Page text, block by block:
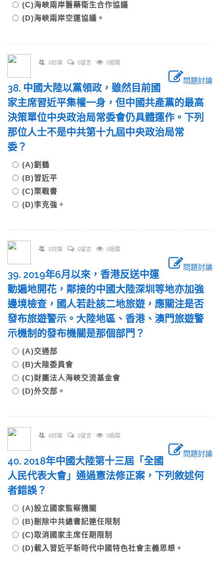
(C)海峽兩岸醫藥衛生合作協議
(D)海峽兩岸空運協議。
0討論 0留言 0追蹤
問題討論
38. 中國大陸以黨領政，雖然目前國
家主席習近平集權一身，但中國共產黨的最高
決策單位中央政治局常委會仍具體運作。下列
那位人士不是中共第十九屆中央政治局常
委？
(A)劉鶴
(B)習近平
(C)栗戰書
(D)李克強。
0討論 0留言 0追蹤
問題討論
39. 2019年6月以來，香港反送中運
動遍地開花，鄰接的中國大陸深圳等地亦加強
邊境檢查，國人若赴該二地旅遊，應關注是否
發布旅遊警示。大陸地區、香港、澳門旅遊警
示機制的發布機關是那個部門？
(A)交通部
(B)大陸委員會
(C)財團法人海峽交流基金會
(D)外交部。
0討論 0留言 0追蹤
問題討論
40. 2018年中國大陸第十三屆「全國
人民代表大會」通過憲法修正案，下列敘述何
者錯誤？
(A)設立國家監察機關
(B)刪除中共總書記連任限制
(C)取消國家主席任期限制
(D)載入習近平新時代中國特色社會主義思想。